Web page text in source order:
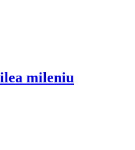
mileniu